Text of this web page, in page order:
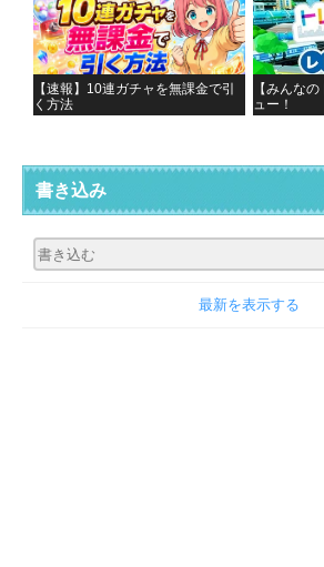
【速報】10連ガチャを無課金で引
く方法
【みんな
ュー！
書き込み
最新を表示する